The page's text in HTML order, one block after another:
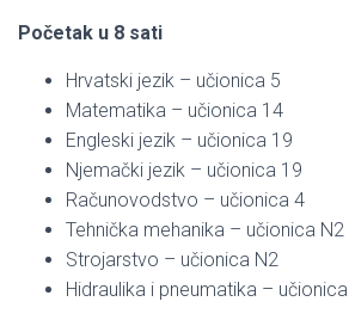
Početak u 8 sati
Hrvatski jezik – učionica 5
Matematika – učionica 14
Engleski jezik – učionica 19
Njemački jezik – učionica 19
Računovodstvo – učionica 4
Tehnička mehanika – učionica N2
Strojarstvo – učionica N2
Hidraulika i pneumatika –